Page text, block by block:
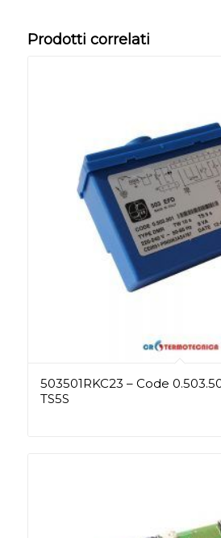
Prodotti correlati
503501RKC23 – Code
TS5S